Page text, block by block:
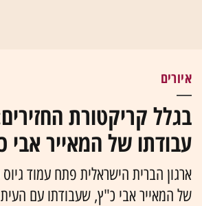
איורים
בגלל קריקטורת
עבודתו של המאייר אבי
ארגון הברית הישראלית פתח עמוד
של המאייר אבי כ"ץ, שעבודתו עם